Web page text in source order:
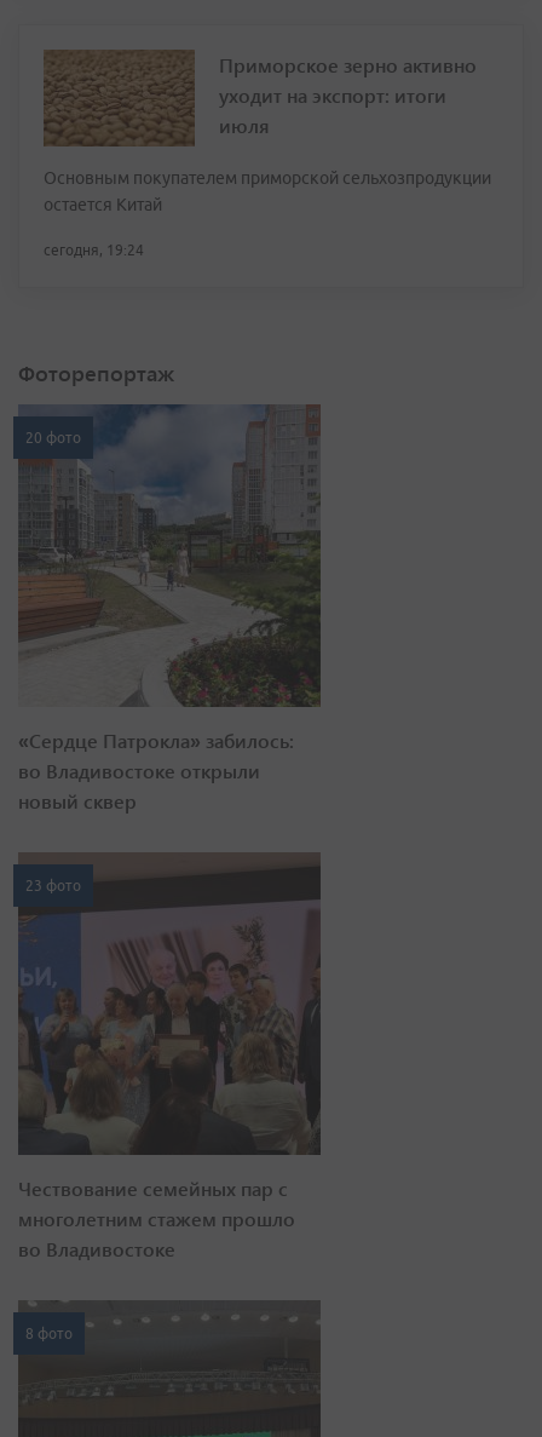
Приморское зерно активно
уходит на экспорт: итоги
июля
Основным покупателем приморской сельхозпродукции
остается Китай
сегодня, 19:24
Фоторепортаж
20 фото
«Сердце Патрокла» забилось:
во Владивостоке открыли
новый сквер
23 фото
Чествование семейных пар с
многолетним стажем прошло
во Владивостоке
8 фото